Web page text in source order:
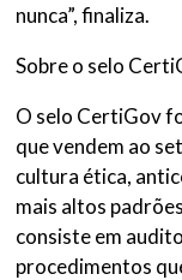
nunca”, finaliza.
Sobre o selo
O selo CertiGov
que vendem ao
cultura ética,
mais altos
consiste em
procedimentos